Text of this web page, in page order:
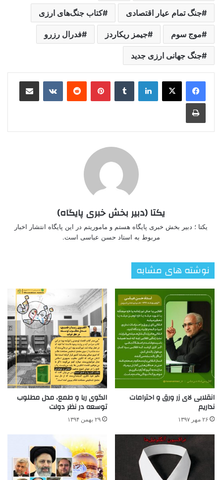
جنگ تمام عیار اقتصادی کتاب جنگ‌های ارزی
موج سوم جیمز ریکاردز فدرال رزرو
جنگ جهانی ارزی جدید
لینکدین ‫تامبلر ‫پین‌ترست‫رددیت ‫VKontakteاشتراک گذاری از طریق ایمیل
چاپ
یکتا (دبیر بخش خبری پایگاه)
یکتا ؛ دبیر بخش خبری پایگاه هستم و ماموریتم در این پایگاه انتشار اخبار
مربوط به استاد حسن عباسی است.
نوشته های مشابه
انقلابی لای زر ورق و احترامات
نداریم
۲۶ مهر ۱۳۹۷
الگوی ربا و طمع، مدل مطلوب
توسعه در نظر دولت
۲۹ بهمن ۱۳۹۴